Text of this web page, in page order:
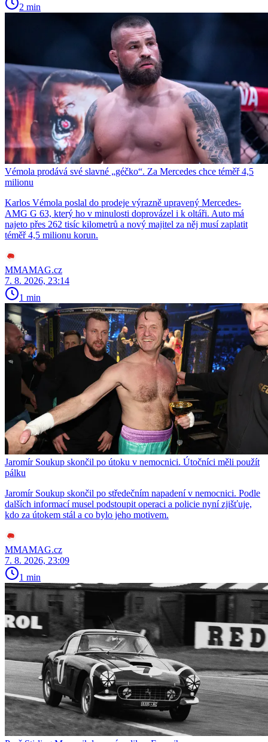
2 min
Vémola prodává své slavné „géčko“. Za Mercedes chce téměř 4,5
milionu
Karlos Vémola poslal do prodeje výrazně upravený Mercedes-
AMG G 63, který ho v minulosti doprovázel i k oltáři. Auto má
najeto přes 262 tisíc kilometrů a nový majitel za něj musí zaplatit
téměř 4,5 milionu korun.
MMAMAG.cz
7. 8. 2026, 23:14
1 min
Jaromír Soukup skončil po útoku v nemocnici. Útočníci měli použít
pálku
Jaromír Soukup skončil po středečním napadení v nemocnici. Podle
dalších informací musel podstoupit operaci a policie nyní zjišťuje,
kdo za útokem stál a co bylo jeho motivem.
MMAMAG.cz
7. 8. 2026, 23:09
1 min